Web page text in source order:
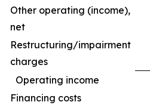
Other operating (income),
net
Restructuring/impairment
charges
Operating income
Financing costs